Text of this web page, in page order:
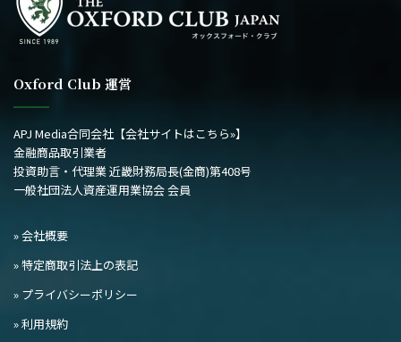
Oxford Club 運営
APJ Media合同会社 【会社サイトはこちら»】
金融商品取引業者
投資助言・代理業 近畿財務局長(金商)第408号
一般社団法人資産運用業協会 会員
» 会社概要
» 特定商取引法上の表記
» プライバシーポリシー
» 利用規約